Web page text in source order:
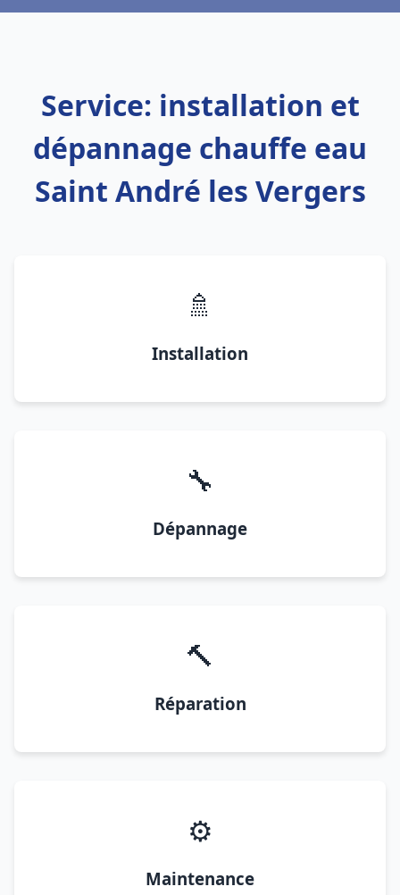
Service: installation et
dépannage chauffe eau
Saint André les Vergers
🚿
Installation
🔧
Dépannage
🔨
Réparation
⚙️
Maintenance